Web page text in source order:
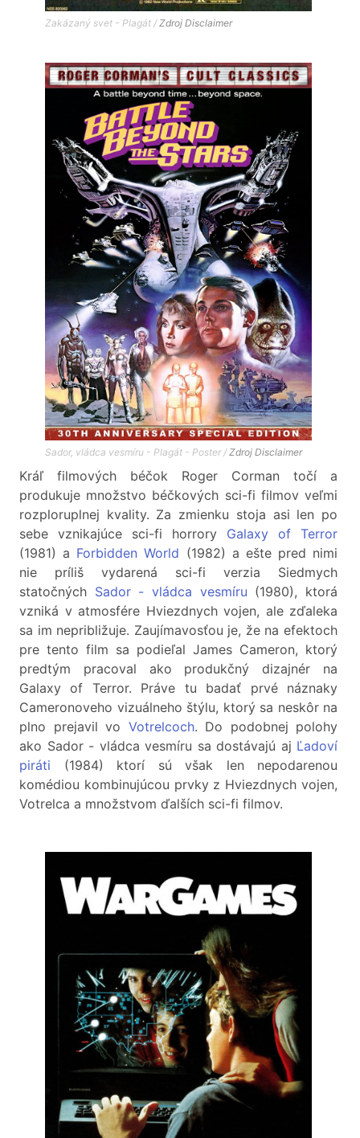
Zakázaný svet - Plagát /Zdroj Disclaimer
Sador, vládca vesmíru - Plagát - Poster / Zdroj Disclaimer
Kráľ filmových béčok Roger Corman točí a
produkuje množstvo béčkových sci-fi filmov veľmi
rozploruplnej kvality. Za zmienku stoja asi len po
sebe vznikajúce sci-fi horrory Galaxy of Terror
(1981) a Forbidden World (1982) a ešte pred nimi
nie príliš vydarená sci-fi verzia Siedmych
statočných Sador - vládca vesmíru (1980), ktorá
vzniká v atmosfére Hviezdnych vojen, ale zďaleka
sa im nepribližuje. Zaujímavosťou je, že na efektoch
pre tento film sa podieľal James Cameron, ktorý
predtým pracoval ako produkčný dizajnér na
Galaxy of Terror. Práve tu badať prvé náznaky
Cameronoveho vizuálneho štýlu, ktorý sa neskôr na
plno prejavil vo Votrelcoch. Do podobnej polohy
ako Sador - vládca vesmíru sa dostávajú aj Ľadoví
piráti (1984) ktorí sú však len nepodarenou
komédiou kombinujúcou prvky z Hviezdnych vojen,
Votrelca a množstvom ďalších sci-fi filmov.